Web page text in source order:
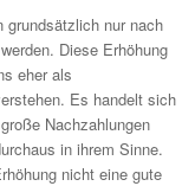
grundsätzlich nur nach
Diese Erhöhung
eher als
Es handelt sich
Nachzahlungen
in ihrem Sinne.
nicht eine gute